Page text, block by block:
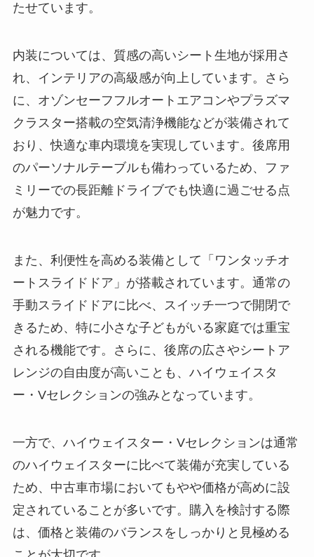
たせています。
内装については、質感の高いシート生地が採用さ
れ、インテリアの高級感が向上しています。さら
に、オゾンセーフフルオートエアコンやプラズマ
クラスター搭載の空気清浄機能などが装備されて
おり、快適な車内環境を実現しています。後席用
のパーソナルテーブルも備わっているため、ファ
ミリーでの長距離ドライブでも快適に過ごせる点
が魅力です。
また、利便性を高める装備として「ワンタッチオ
ートスライドドア」が搭載されています。通常の
手動スライドドアに比べ、スイッチ一つで開閉で
きるため、特に小さな子どもがいる家庭では重宝
される機能です。さらに、後席の広さやシートア
レンジの自由度が高いことも、ハイウェイスタ
ー・Vセレクションの強みとなっています。
一方で、ハイウェイスター・Vセレクションは通常
のハイウェイスターに比べて装備が充実している
ため、中古車市場においてもやや価格が高めに設
定されていることが多いです。購入を検討する際
は、価格と装備のバランスをしっかりと見極める